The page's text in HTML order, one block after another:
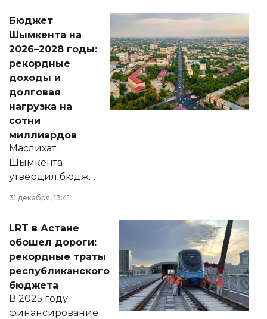
народу
Венесуэлы.
Бюджет
Шымкента на
2026–2028 годы:
рекордные
доходы и
долговая
нагрузка на
сотни
миллиардов
Маслихат
Шымкента
утвердил бюджет
города на 2026–
2028 годы.
документ
появился в базе
нормативных
правовых актов и
на сайте маслихат
города.
31 декабря, 13:41
LRT в Астане
обошел дороги:
рекордные траты
республиканского
бюджета
В 2025 году
финансирование